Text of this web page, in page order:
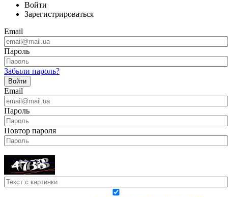
Войти
Зарегистрироваться
Email
Пароль
Забыли пароль?
Войти
Email
Пароль
Повтор пароля